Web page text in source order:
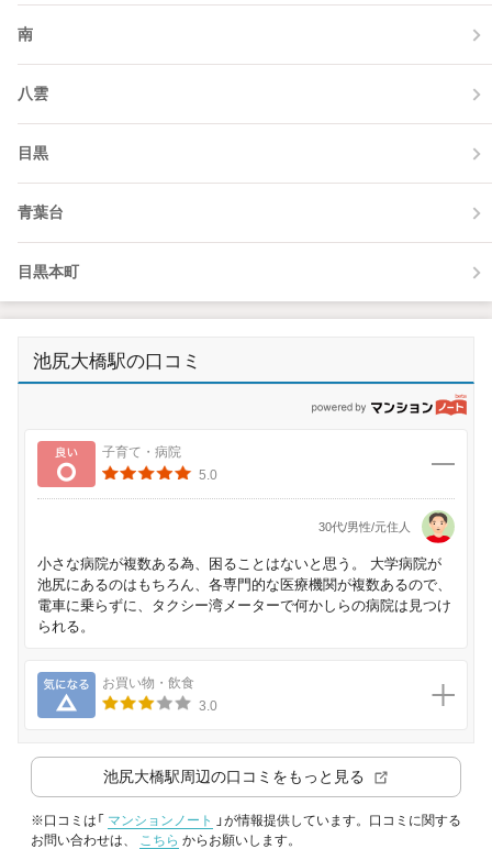
南
八雲
目黒
青葉台
目黒本町
池尻大橋駅の口コミ
良い
子育て・病院
5.0
30代/男性/元住人
小さな病院が複数ある為、困ることはないと思う。 大学病院が
池尻にあるのはもちろん、各専門的な医療機関が複数あるので、
電車に乗らずに、タクシー湾メーターで何かしらの病院は見つけ
られる。
気になる
お買い物・飲食
3.0
池尻大橋駅周辺の口コミをもっと見る
※口コミは「 マンションノート
」が情報提供しています。口コミに関する
お問い合わせは、 こちら からお願いします。